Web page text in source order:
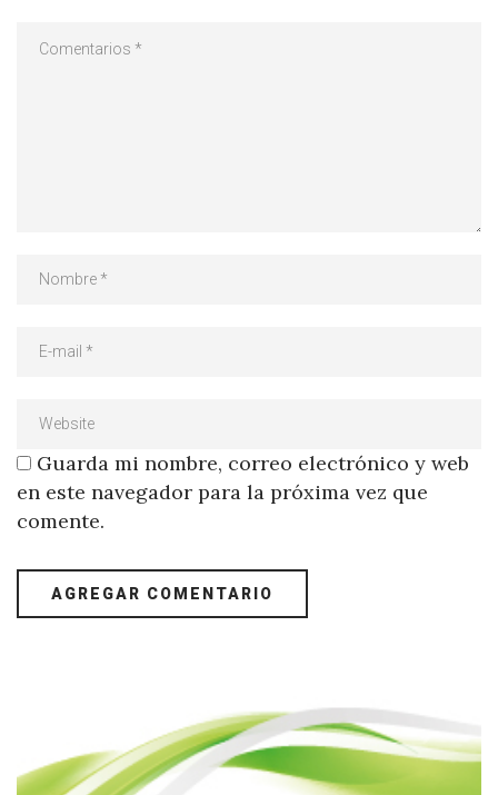
Guarda mi nombre, correo electrónico y web
en este navegador para la próxima vez que
comente.